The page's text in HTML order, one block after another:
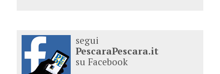
segui
PescaraPescara.it
su Facebook